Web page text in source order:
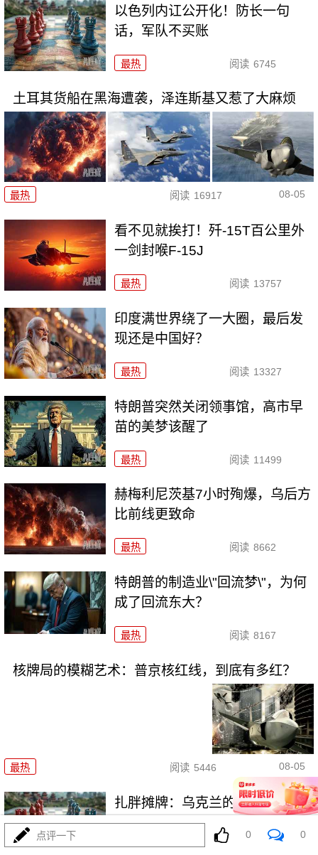
以色列内讧公开化！防长一句
话，军队不买账
最热 阅读 6745
土耳其货船在黑海遭袭，泽连斯基又惹了大麻烦
最热 阅读 16917 08-05
看不见就挨打！歼-15T百公里外
一剑封喉F-15J
最热 阅读 13757
印度满世界绕了一大圈，最后发
现还是中国好？
最热 阅读 13327
特朗普突然关闭领事馆，高市早
苗的美梦该醒了
最热 阅读 11499
赫梅利尼茨基7小时殉爆，乌后方
比前线更致命
最热 阅读 8662
特朗普的制造业\"回流梦\"，为何
成了回流东大？
最热 阅读 8167
核牌局的模糊艺术：普京核红线，到底有多红？
最热 阅读 5446 08-05
扎胖摊牌：乌克兰的\"北约梦\"为
何成了一地鸡毛？
点评一下 0 0